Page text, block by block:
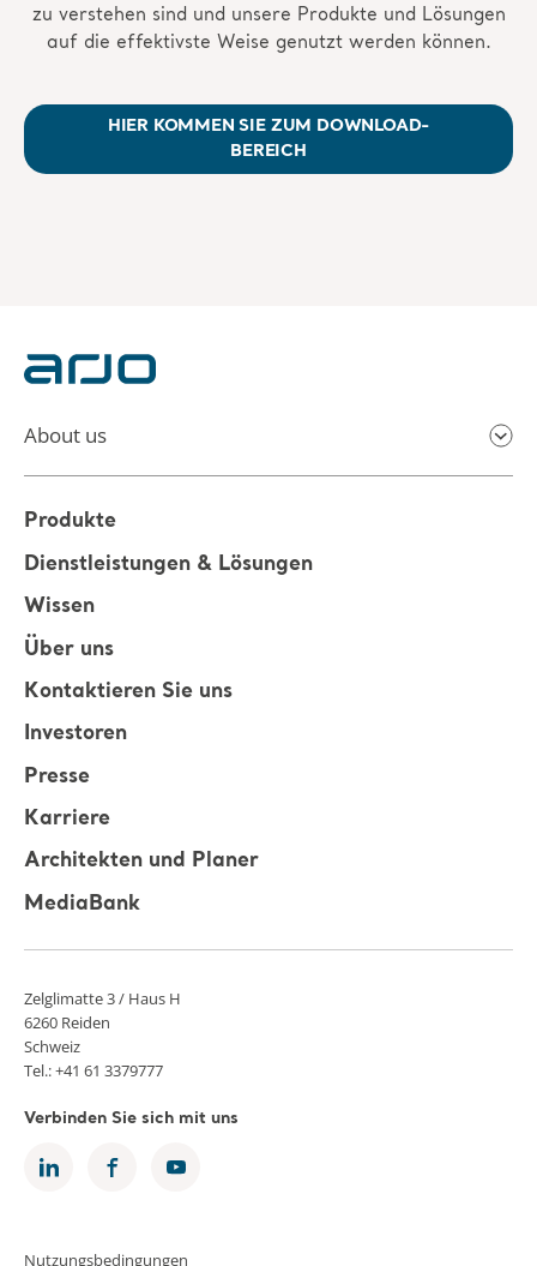
zu verstehen sind und unsere Produkte und Lösungen
auf die effektivste Weise genutzt werden können.
HIER KOMMEN SIE ZUM DOWNLOAD-
BEREICH
About us
Produkte
Dienstleistungen & Lösungen
Wissen
Über uns
Kontaktieren Sie uns
Investoren
Presse
Karriere
Architekten und Planer
MediaBank
Zelglimatte 3 / Haus H
6260 Reiden
Schweiz
Tel.: +41 61 3379777
Verbinden Sie sich mit uns
Nutzungsbedingungen